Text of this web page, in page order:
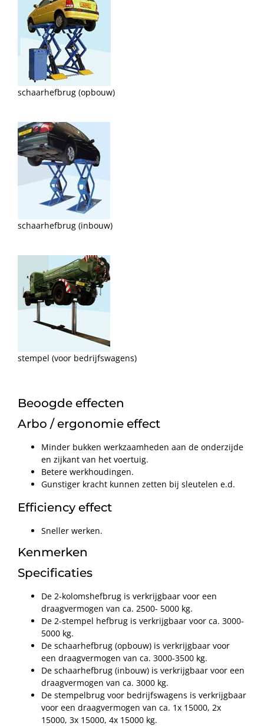
schaarhefbrug (opbouw)
schaarhefbrug (inbouw)
stempel (voor bedrijfswagens)
Beoogde effecten
Arbo / ergonomie effect
Minder bukken werkzaamheden aan de onderzijde
en zijkant van het voertuig.
Betere werkhoudingen.
Gunstiger kracht kunnen zetten bij sleutelen e.d.
Efficiency effect
Sneller werken.
Kenmerken
Specificaties
De 2-kolomshefbrug is verkrijgbaar voor een
draagvermogen van ca. 2500- 5000 kg.
De 2-stempel hefbrug is verkrijgbaar voor ca. 3000-
5000 kg.
De schaarhefbrug (opbouw) is verkrijgbaar voor
een draagvermogen van ca. 3000-3500 kg.
De schaarhefbrug (inbouw) is verkrijgbaar voor een
draagvermogen van ca. 3000 kg.
De stempelbrug voor bedrijfswagens is verkrijgbaar
voor een draagvermogen van ca. 1x 15000, 2x
15000, 3x 15000, 4x 15000 kg.